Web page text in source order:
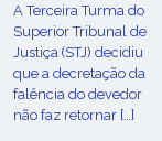
A Terceira Turma do
Superior Tribunal de
Justiça (STJ) decidiu
que a decretação da
falência do devedor
não faz retornar […]